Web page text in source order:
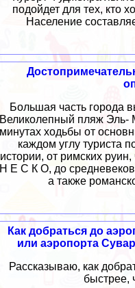
подойдет для тех, кто
Население
Большая часть города
Великолепный пляж Эль-
минутах ходьбы от
каждом углу туриста
истории, от римских
Н Е С К О, до
а также
Как добраться до
или аэропорта
Рассказываю, как
быстрее,